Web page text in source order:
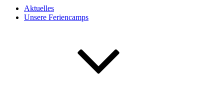
Aktuelles
Unsere Feriencamps